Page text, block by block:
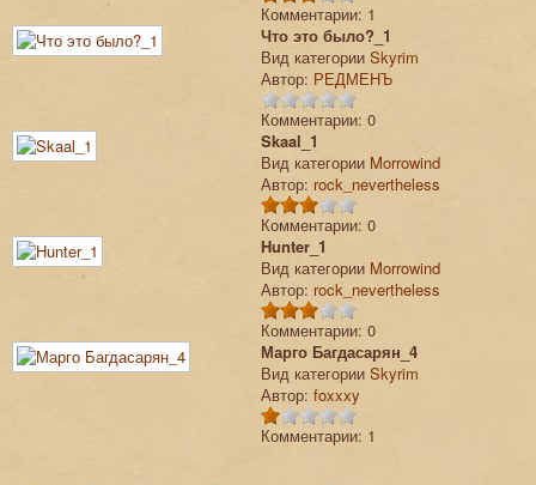
Комментарии: 1
Что это было?_1
Вид категории Skyrim
Автор: РЕДМЕНЪ
Комментарии: 0
Skaal_1
Вид категории Morrowind
Автор: rock_nevertheless
Комментарии: 0
Hunter_1
Вид категории Morrowind
Автор: rock_nevertheless
Комментарии: 0
Марго Багдасарян_4
Вид категории Skyrim
Автор: foxxxy
Комментарии: 1